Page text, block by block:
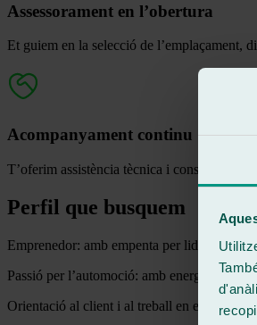
Assessorament en l’obertura
Et guiem en la selecció de l’emplaçament,
Acompanyament continu
T’oferim assistència tècnica i consultoria
Perfil que busquem
Emprenedor: amb empenta per liderar i
Passió per l’automoció: amb energia per
Orientació al client i al treball en equip.